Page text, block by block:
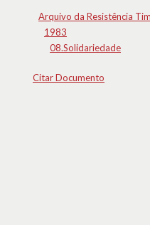
Arquivo da Resistência
1983
08.Solidariedade
Citar Documento